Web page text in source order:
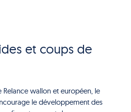
et coups de
Relance wallon et européen, le
le développement des